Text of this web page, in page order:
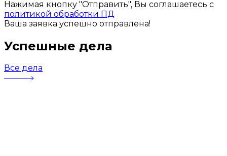
Нажимая кнопку "Отправить", Вы соглашаетесь с
политикой обработки ПД
Ваша заявка успешно отправлена!
Успешные дела
Все дела